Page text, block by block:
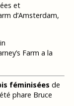
et
d’Amsterdam,
Farm a la
féminisées de
phare Bruce